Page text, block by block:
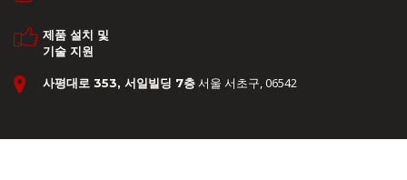
제품 설치 및
기술 지원
사평대로 353, 서일빌딩 7층서울 서초구, 06542